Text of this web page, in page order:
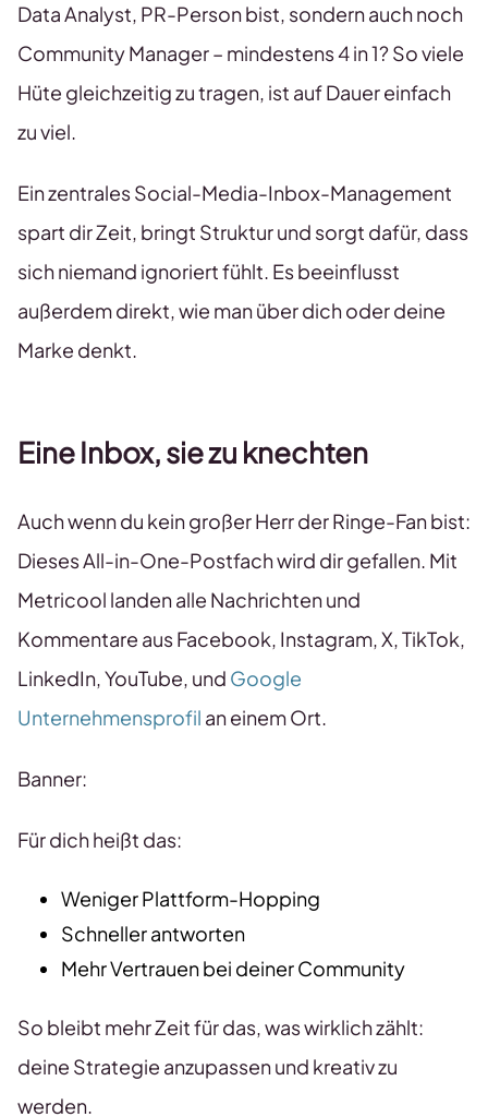
Data Analyst, PR-Person bist, sondern auch noch
Community Manager – mindestens 4 in 1? So viele
Hüte gleichzeitig zu tragen, ist auf Dauer einfach
zu viel.
Ein zentrales Social-Media-Inbox-Management
spart dir Zeit, bringt Struktur und sorgt dafür, dass
sich niemand ignoriert fühlt. Es beeinflusst
außerdem direkt, wie man über dich oder deine
Marke denkt.
Eine Inbox, sie zu knechten
Auch wenn du kein großer Herr der Ringe-Fan bist:
Dieses All-in-One-Postfach wird dir gefallen. Mit
Metricool landen alle Nachrichten und
Kommentare aus Facebook, Instagram, X, TikTok,
LinkedIn, YouTube, und Google
Unternehmensprofil an einem Ort.
Banner:
Für dich heißt das:
Weniger Plattform-Hopping
Schneller antworten
Mehr Vertrauen bei deiner Community
So bleibt mehr Zeit für das, was wirklich zählt:
deine Strategie anzupassen und kreativ zu
werden.